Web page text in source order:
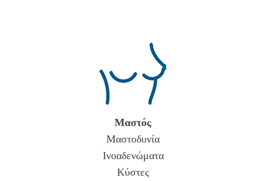
Μαστός
Μαστοδυνία
Ινοαδενώματα
Κύστες